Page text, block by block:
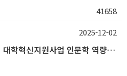
41658
(~12/5) 2025학년도 2학기 대학혁신지원사업 인문학 역량강화 국제학술대회 참가 경비 지원 안내(2차)
2025-12-02